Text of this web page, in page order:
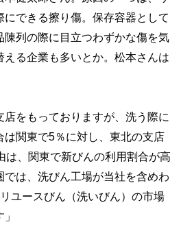
できる擦り傷。保存容器として
陳列の際に目立つわずかな傷を気
える企業も多いとか。松本さんは
店をもっておりますが、洗う際に
は関東で5％に対し、東北の支店
は、関東で新びんの利用割合が高
では、洗びん工場が当社を含めわ
ユースびん（洗いびん）の市場